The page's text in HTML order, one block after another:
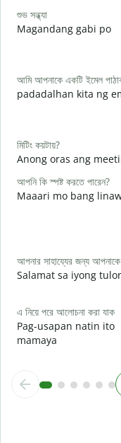
শুভ সন্ধ্যা
Magandang gabi po
আমি আপনাকে একটি ইমেল
padadalhan kita ng
মিটিং কয়টায়?
Anong oras ang
আপনি কি স্পষ্ট করতে পারেন?
Maaari mo bang
আপনার সাহায্যের জন্য আপনাকে
Salamat sa iyong
এ নিয়ে পরে আলোচনা করা যাক
Pag-usapan natin ito
mamaya